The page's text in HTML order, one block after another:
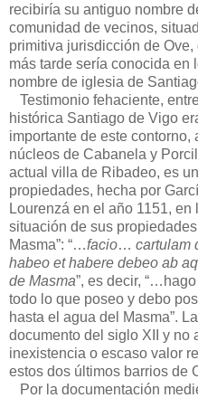
recibiría su antiguo nombre
comunidad de vecinos,
primitiva jurisdicción de
más tarde sería conocida en
nombre de iglesia de
Testimonio fehaciente,
histórica Santiago de Vigo
importante de este
núcleos de Cabanela y
actual villa de Ribadeo, es
propiedades, hecha por
Lourenzá en el año 1151,
situación de sus
Masma”: “…facio… cartulam
habeo et habere debeo ab
de Masma”, es decir,
todo lo que poseo y debo
hasta el agua del Masma”.
documento del siglo XII y no
inexistencia o escaso valor
estos dos últimos barrios de
Por la documentación